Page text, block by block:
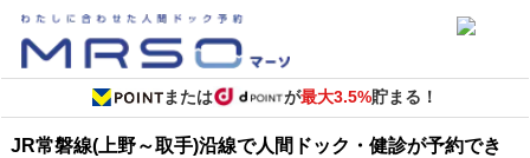
または が最大3.5%貯まる！
JR常磐線(上野～取手)沿線で人間ドック・健診が予約でき